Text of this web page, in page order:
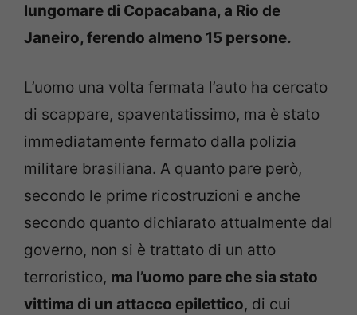
lungomare di Copacabana, a Rio de
Janeiro, ferendo almeno 15 persone.
L’uomo una volta fermata l’auto ha cercato
di scappare, spaventatissimo, ma è stato
immediatamente fermato dalla polizia
militare brasiliana. A quanto pare però,
secondo le prime ricostruzioni e anche
secondo quanto dichiarato attualmente dal
governo, non si è trattato di un atto
terroristico, ma l’uomo pare che sia stato
vittima di un attacco epilettico, di cui